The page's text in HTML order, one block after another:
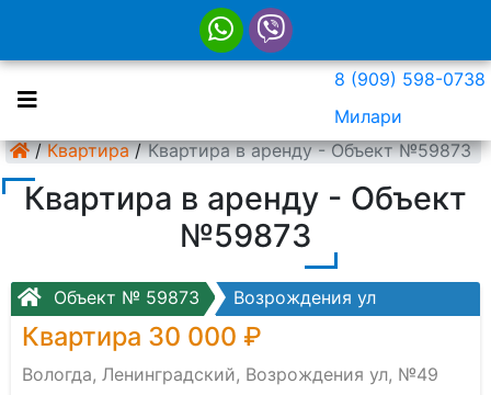
8 (909) 598-0738
Милари
/ Квартира / Квартира в аренду - Объект №59873
Квартира в аренду - Объект
№59873
Объект № 59873 Возрождения ул
Квартира 30 000 ₽
Вологда, Ленинградский, Возрождения ул, №49